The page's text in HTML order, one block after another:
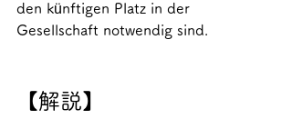
den künftigen Platz in der
Gesellschaft notwendig sind.
【解説】